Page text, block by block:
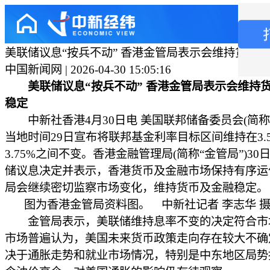
美联储议息“按兵不动” 香港金管局表示会维持货币
中国新闻网 | 2026-04-30 15:05:16
美联储议息“按兵不动” 香港金管局表示会维持
稳定
中新社香港4月30日电 美国联邦储备委员会(简称
当地时间29日宣布将联邦基金利率目标区间维持在
3.75%之间不变。香港金融管理局(简称“金管局”)30
储议息决定并表示，香港货币及金融市场保持有序
局会继续密切监察市场变化，维持货币及金融稳定。
图为香港金管局资料图。 中新社记者 李志华 摄
金管局表示，美联储维持息率不变的决定符合市
市场普遍认为，美国未来货币政策走向存在较大不
决于通胀走势和就业市场情况，特别是中东地区局